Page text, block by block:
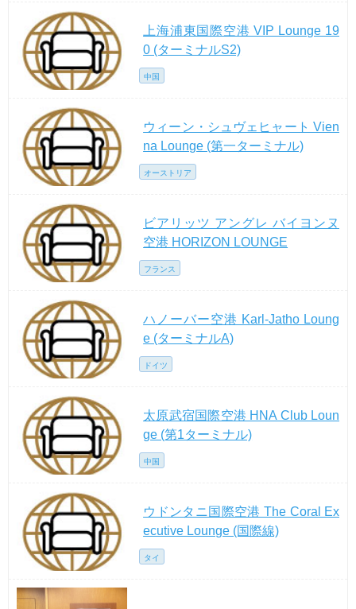
上海浦東国際空港 VIP Lounge 19
0 (ターミナルS2)
中国
ウィーン・シュヴェヒャート Vien
na Lounge (第一ターミナル)
オーストリア
ビアリッツ アングレ バイヨンヌ
空港 HORIZON LOUNGE
フランス
ハノーバー空港 Karl-Jatho Loung
e (ターミナルA)
ドイツ
太原武宿国際空港 HNA Club Loun
ge (第1ターミナル)
中国
ウドンタニ国際空港 The Coral Ex
ecutive Lounge (国際線)
タイ